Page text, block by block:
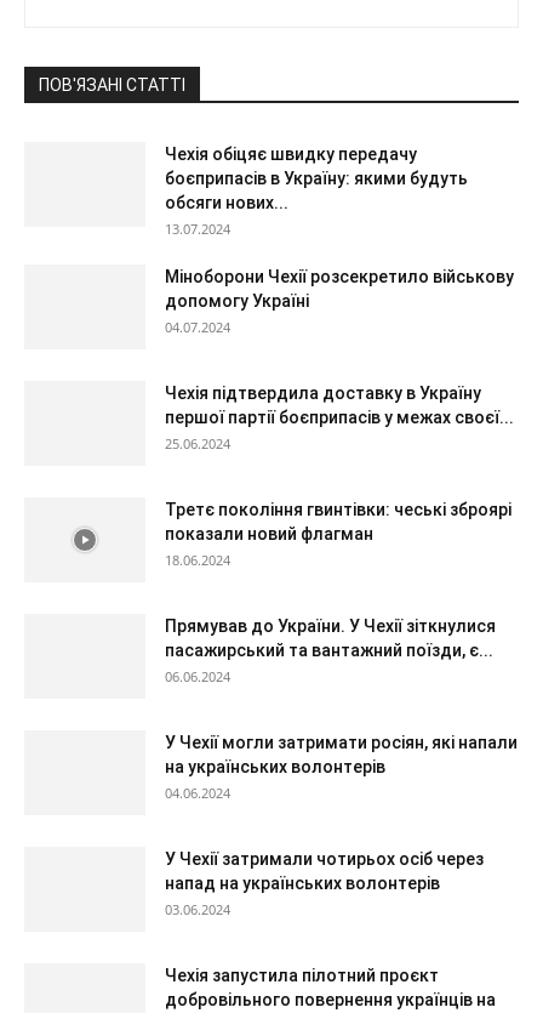
ПОВ'ЯЗАНІ СТАТТІ
Чехія обіцяє швидку передачу
боєприпасів в Україну: якими будуть
обсяги нових...
13.07.2024
Міноборони Чехії розсекретило військову
допомогу Україні
04.07.2024
Чехія підтвердила доставку в Україну
першої партії боєприпасів у межах своєї...
25.06.2024
Третє покоління гвинтівки: чеські зброярі
показали новий флагман
18.06.2024
Прямував до України. У Чехії зіткнулися
пасажирський та вантажний поїзди, є...
06.06.2024
У Чехії могли затримати росіян, які напали
на українських волонтерів
04.06.2024
У Чехії затримали чотирьох осіб через
напад на українських волонтерів
03.06.2024
Чехія запустила пілотний проєкт
добровільного повернення українців на